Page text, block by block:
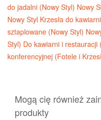
do jadalni (Nowy Styl) Nowy
Nowy Styl Krzesła do
sztaplowane (Nowy Styl)
Styl) Do kawiarni i restauracji
konferencyjnej (Fotele i
Mogą cię również
produkty